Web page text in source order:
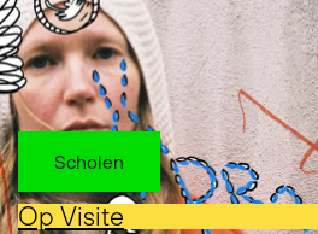
Scholen
Op Visite